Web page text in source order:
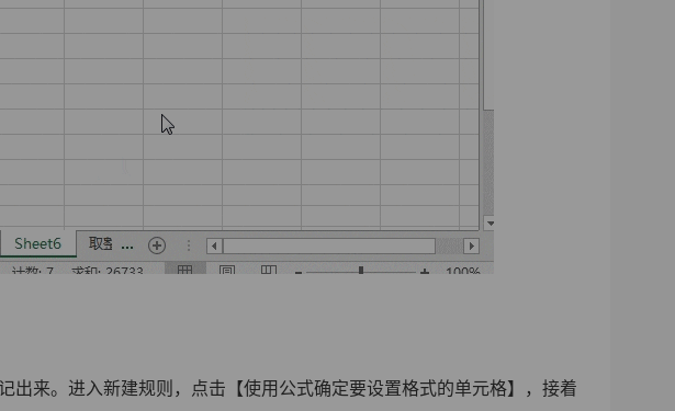
出来。进入新建规则，点击【使用公式确定要设置格式的单元格】，接着